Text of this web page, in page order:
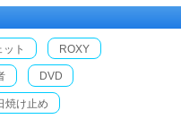
ト ROXY
DVD
焼け止め